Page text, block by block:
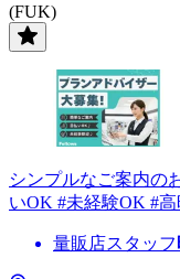
(FUK)
シンプルなご案内の
いOK #未経験OK #
量販店スタッフ